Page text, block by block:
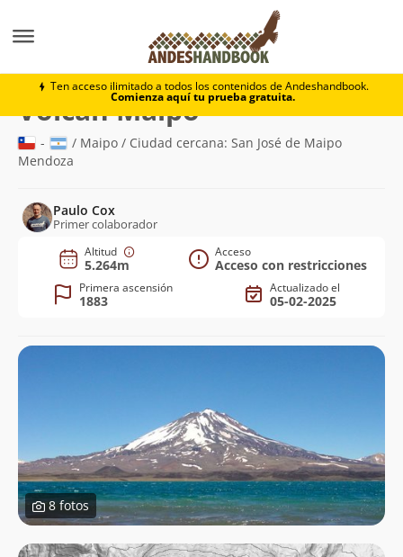
Ten acceso ilimitado a todos los contenidos de Andeshandbook.
Comienza aquí tu prueba gratuita.
Volcán Maipo
Volcán Maipo(5.264m)
-
/ Maipo / Ciudad cercana: San José de Maipo
Mendoza
Paulo Cox
Primer colaborador
Altitud
5.264m
Acceso
Acceso con restricciones
Primera ascensión
1883
Actualizado el
05-02-2025
8 fotos